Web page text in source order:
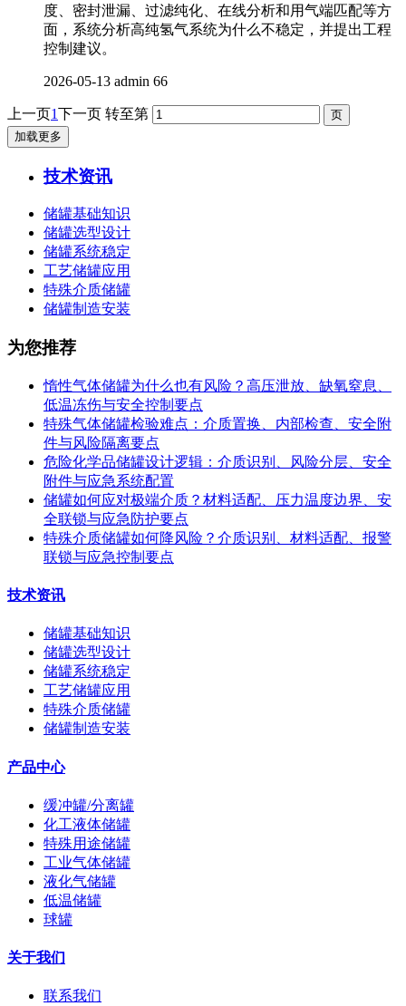
度、密封泄漏、过滤纯化、在线分析和用气端匹配等方
面，系统分析高纯氢气系统为什么不稳定，并提出工程
控制建议。
2026-05-13 admin 66
上一页1下一页 转至第
加载更多
技术资讯
储罐基础知识
储罐选型设计
储罐系统稳定
工艺储罐应用
特殊介质储罐
储罐制造安装
为您推荐
惰性气体储罐为什么也有风险？高压泄放、缺氧窒息、
低温冻伤与安全控制要点
特殊气体储罐检验难点：介质置换、内部检查、安全附
件与风险隔离要点
危险化学品储罐设计逻辑：介质识别、风险分层、安全
附件与应急系统配置
储罐如何应对极端介质？材料适配、压力温度边界、安
全联锁与应急防护要点
特殊介质储罐如何降风险？介质识别、材料适配、报警
联锁与应急控制要点
技术资讯
储罐基础知识
储罐选型设计
储罐系统稳定
工艺储罐应用
特殊介质储罐
储罐制造安装
产品中心
缓冲罐/分离罐
化工液体储罐
特殊用途储罐
工业气体储罐
液化气储罐
低温储罐
球罐
关于我们
联系我们